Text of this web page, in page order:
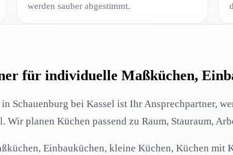
werden sauber abgestimmt.
für individuelle Maßküchen,
Schauenburg bei Kassel ist Ihr Ansprechpartner,
planen Küchen passend zu Raum, Stauraum,
Einbauküchen, kleine Küchen, Küchen